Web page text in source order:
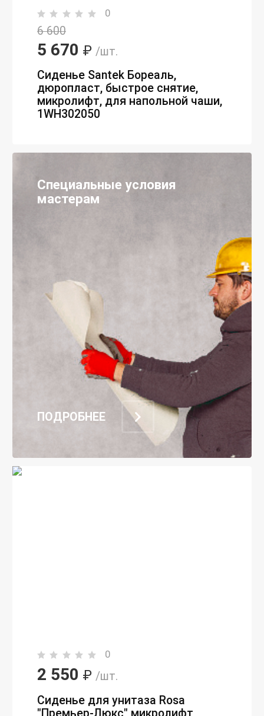
0
6 600
5 670 ₽ /шт.
Сиденье Santek Бореаль,
дюропласт, быстрое снятие,
микролифт, для напольной чаши,
1WH302050
0
2 550 ₽ /шт.
Сиденье для унитаза Rosa
Специальные условия
мастерам
ПОДРОБНЕЕ